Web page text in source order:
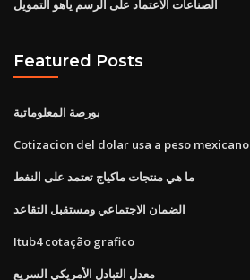
الصناعات الاعتماد على الرسم ياهو التمويل
Featured Posts
بورصة المعلوماتية
Cotizacion del dolar usa a peso mexicano
ما هي منتجات ماكياج تعتمد على النفط
الضمان الاجتماعي ومستقبل التقاعد
Itub4 cotação grafico
معدل التبادل الأمريكي السريع